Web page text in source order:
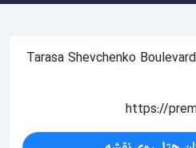
Tarasa Shevchenko
https://